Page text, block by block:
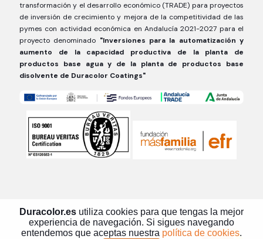
transformación y el desarrollo económico (TRADE) para proyectos
de inversión de crecimiento y mejora de la competitividad de las
pymes con actividad económica en Andalucía 2021-2027 para el
proyecto denominado "Inversiones para la automatización y
aumento de la capacidad productiva de la planta de
productos base agua y de la planta de productos base
disolvente de Duracolor Coatings"
© 2026 Duracolor Coatings. All Rights Reserved.
Duracolor.es utiliza cookies para que tengas la mejor
experiencia de navegación. Si sigues navegando
entendemos que aceptas nuestra política de cookies.